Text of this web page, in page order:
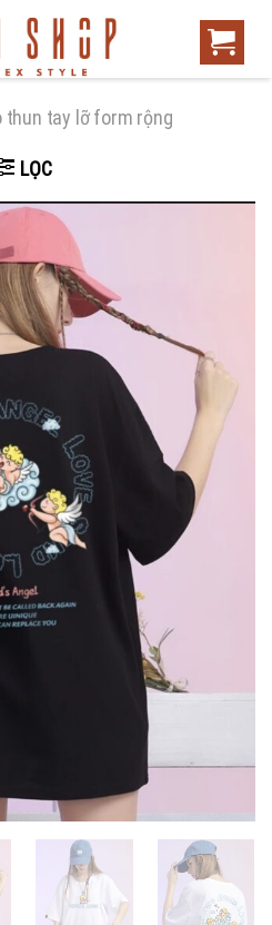
thun tay lỡ form rộng
LỌC